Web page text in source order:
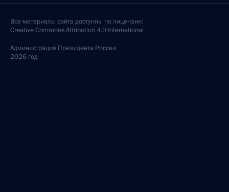
Все материалы сайта доступны по лицензии:
Creative Commons Attribution 4.0 International
Администрация Президента России
2026 год